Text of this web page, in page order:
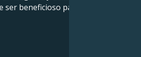
ser beneficioso para su ascenso